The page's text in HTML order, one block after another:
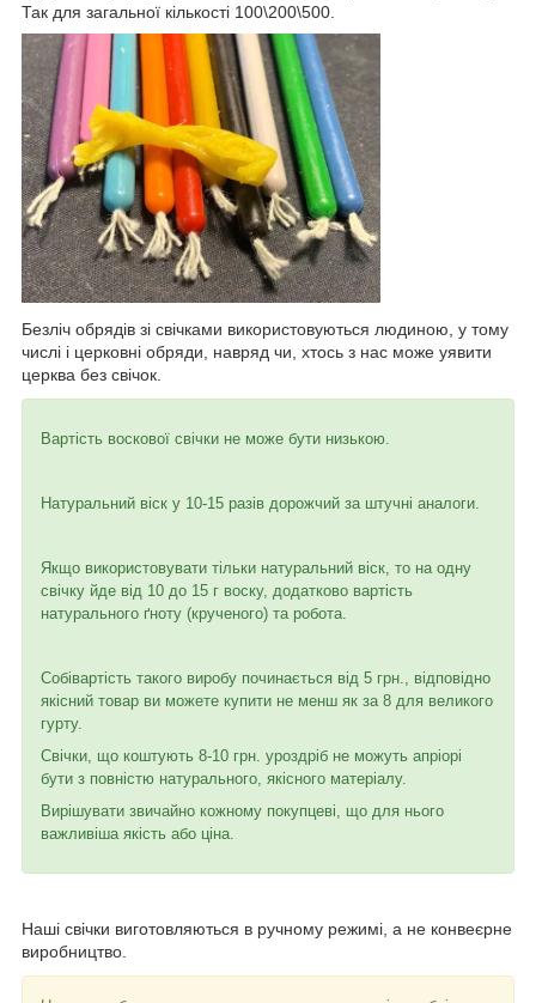
Так для загальної кількості 100\200\500.
Безліч обрядів зі свічками використовуються людиною, у тому
числі і церковні обряди, навряд чи, хтось з нас може уявити
церква без свічок.
Вартість воскової свічки не може бути низькою.
Натуральний віск у 10-15 разів дорожчий за штучні аналоги.
Якщо використовувати тільки натуральний віск, то на одну
свічку йде від 10 до 15 г воску, додатково вартість
натурального ґноту (крученого) та робота.
Собівартість такого виробу починається від 5 грн., відповідно
якісний товар ви можете купити не менш як за 8 для великого
гурту.
Свічки, що коштують 8-10 грн. уроздріб не можуть апріорі
бути з повністю натурального, якісного матеріалу.
Вирішувати звичайно кожному покупцеві, що для нього
важливіша якість або ціна.
Наші свічки виготовляються в ручному режимі, а не конвеєрне
виробництво.